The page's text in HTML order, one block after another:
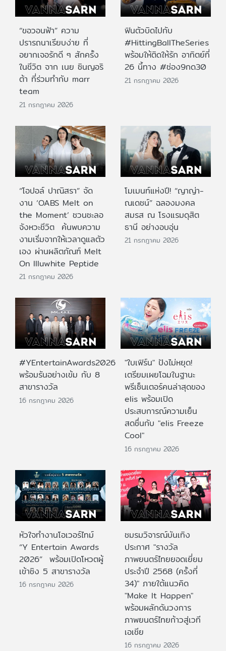
“ขอวอนฟ้า” ความ
ปรารถนาเรียบง่าย ที่
อยากเจอรักดี ๆ สักครั้ง
ในชีวิต จาก เนย ซินญอริ
ต้า ที่ร่วมทำกับ marr
team
21 กรกฎาคม 2026
ฟินตัวบิดไปกับ
#HittingBallTheSeries
พร้อมให้ติดให้รัก อาทิตย์ที่
26 นี้ทาง #ช่อง9กด30
21 กรกฎาคม 2026
“โอปอล์ ปาณิสรา” จัด
งาน ‘OABS Melt on
the Moment’ ชวนชะลอ
จังหวะชีวิต ค้นพบความ
งามเริ่มจากให้เวลาดูแลตัว
เอง ผ่านผลิตภัณฑ์ Melt
On Illuwhite Peptide
21 กรกฎาคม 2026
โมเมนท์แห่งปี! “ญาญ่า-
ณเดชน์” ฉลองมงคล
สมรส ณ โรงแรมดุสิต
ธานี อย่างอบอุ่น
21 กรกฎาคม 2026
#YEntertainAwards2026
พร้อมรันอย่างเข้ม กับ 8
สาขารางวัล
16 กรกฎาคม 2026
"ใบเฟิร์น" ปังไม่หยุด!
เตรียมเผยโฉมในฐานะ
พรีเซ็นเตอร์คนล่าสุดของ
elis พร้อมเปิด
ประสบการณ์ความเย็น
สดชื่นกับ "elis Freeze
Cool"
16 กรกฎาคม 2026
หัวใจทำงานโอเวอร์ไทม์
“Y Entertain Awards
2026” พร้อมเปิดโหวตผู้
เข้าชิง 5 สาขารางวัล
16 กรกฎาคม 2026
ชมรมวิจารณ์บันเทิง
ประกาศ "รางวัล
ภาพยนตร์ไทยยอดเยี่ยม
ประจําปี 2568 (ครั้งที่
34)" ภายใต้แนวคิด
"Make It Happen"
พร้อมผลักดันวงการ
ภาพยนตร์ไทยก้าวสู่เวที
เอเชีย
16 กรกฎาคม 2026